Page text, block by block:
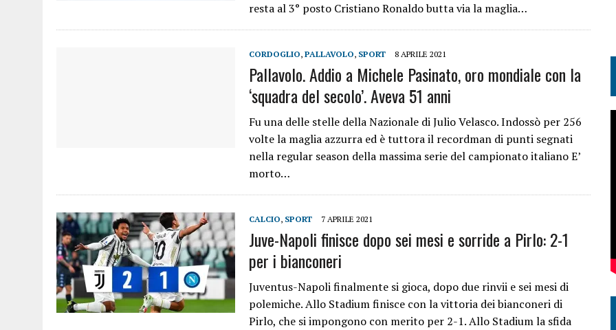
resta al 3° posto Cristiano Ronaldo butta via la maglia…
CORDOGLIO, PALLAVOLO, SPORT 8 APRILE 2021
Pallavolo. Addio a Michele Pasinato, oro mondiale con la
‘squadra del secolo’. Aveva 51 anni
Fu una delle stelle della Nazionale di Julio Velasco. Indossò per 256
volte la maglia azzurra ed è tuttora il recordman di punti segnati
nella regular season della massima serie del campionato italiano E’
morto…
CALCIO, SPORT 7 APRILE 2021
Juve-Napoli finisce dopo sei mesi e sorride a Pirlo: 2-1
per i bianconeri
Juventus-Napoli finalmente si gioca, dopo due rinvii e sei mesi di
polemiche. Allo Stadium finisce con la vittoria dei bianconeri di
Pirlo, che si impongono con merito per 2-1. Allo Stadium la sfida